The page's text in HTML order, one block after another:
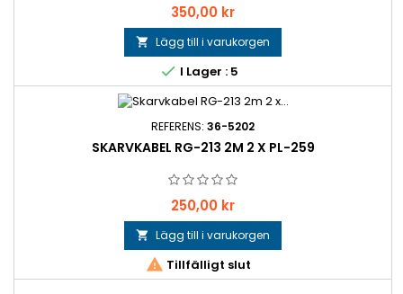
Pris
350,00 kr
 Lägg till i varukorgen
 I Lager : 5
REFERENS: 36-5202
SKARVKABEL RG-213 2M 2 X PL-259
Pris
250,00 kr
 Lägg till i varukorgen
 Tillfälligt slut